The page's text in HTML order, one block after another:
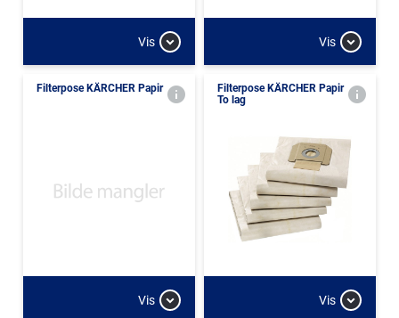
Vis Vis
Filterpose KÄRCHER Papir
Vis
Filterpose KÄRCHER Papir
To lag
Vis